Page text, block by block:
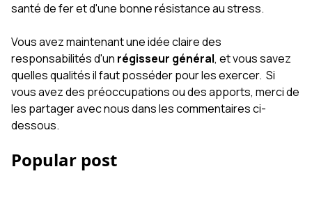
santé de fer et d'une bonne résistance au stress.
Vous avez maintenant une idée claire des
responsabilités d'un régisseur général, et vous savez
quelles qualités il faut posséder pour les exercer. Si
vous avez des préoccupations ou des apports, merci de
les partager avec nous dans les commentaires ci-
dessous.
Popular post